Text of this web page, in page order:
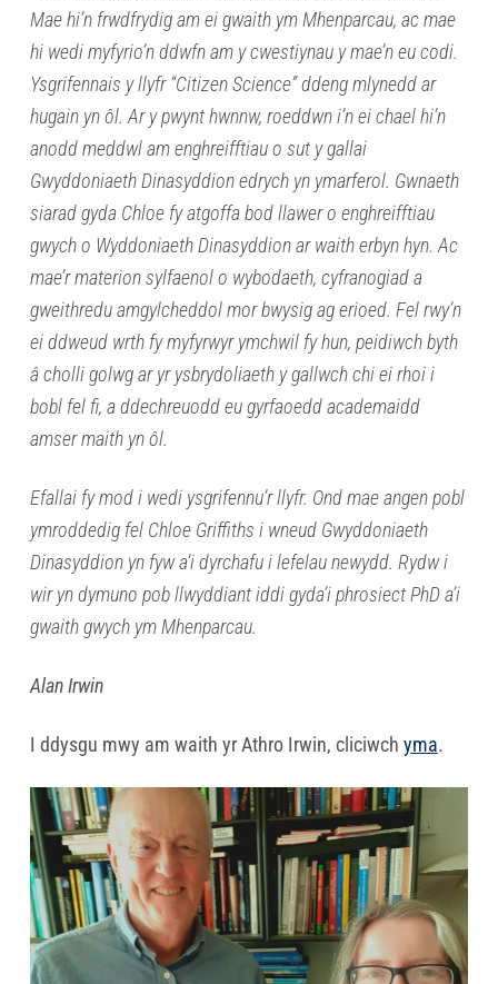
Mae hi’n frwdfrydig am ei gwaith ym Mhenparcau, ac mae
hi wedi myfyrio’n ddwfn am y cwestiynau y mae’n eu codi.
Ysgrifennais y llyfr “Citizen Science” ddeng mlynedd ar
hugain yn ôl. Ar y pwynt hwnnw, roeddwn i’n ei chael hi’n
anodd meddwl am enghreifftiau o sut y gallai
Gwyddoniaeth Dinasyddion edrych yn ymarferol. Gwnaeth
siarad gyda Chloe fy atgoffa bod llawer o enghreifftiau
gwych o Wyddoniaeth Dinasyddion ar waith erbyn hyn. Ac
mae’r materion sylfaenol o wybodaeth, cyfranogiad a
gweithredu amgylcheddol mor bwysig ag erioed. Fel rwy’n
ei ddweud wrth fy myfyrwyr ymchwil fy hun, peidiwch byth
â cholli golwg ar yr ysbrydoliaeth y gallwch chi ei rhoi i
bobl fel fi, a ddechreuodd eu gyrfaoedd academaidd
amser maith yn ôl.
Efallai fy mod i wedi ysgrifennu’r llyfr. Ond mae angen pobl
ymroddedig fel Chloe Griffiths i wneud Gwyddoniaeth
Dinasyddion yn fyw a’i dyrchafu i lefelau newydd. Rydw i
wir yn dymuno pob llwyddiant iddi gyda’i phrosiect PhD a’i
gwaith gwych ym Mhenparcau.
Alan Irwin
I ddysgu mwy am waith yr Athro Irwin, cliciwch yma.